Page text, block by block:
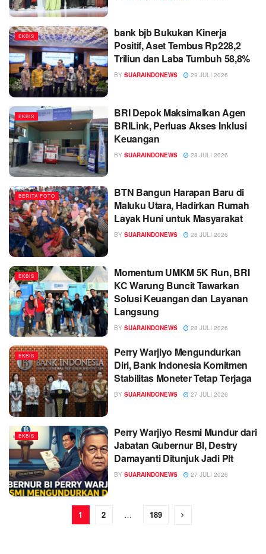
EKBIS
bank bjb Bukukan Kinerja
Positif, Aset Tembus Rp228,2
Triliun dan Laba Tumbuh 58,8%
BY SUARAINDONEWS 29 JULI 2026
EKBIS
BRI Depok Maksimalkan Agen
BRILink, Perluas Akses Inklusi
Keuangan
BY SUARAINDONEWS 28 JULI 2026
BERITA FOTO
BTN Bangun Harapan Baru di
Maluku Utara, Hadirkan Rumah
Layak Huni untuk Masyarakat
BY SUARAINDONEWS 28 JULI 2026
EKBIS
Momentum UMKM 5K Run, BRI
KC Warung Buncit Tawarkan
Solusi Keuangan dan Layanan
Langsung
BY SUARAINDONEWS 28 JULI 2026
EKBIS
Perry Warjiyo Mengundurkan
Diri, Bank Indonesia Komitmen
Stabilitas Moneter Tetap Terjaga
BY SUARAINDONEWS 27 JULI 2026
EKBIS
Perry Warjiyo Resmi Mundur dari
Jabatan Gubernur BI, Destry
Damayanti Ditunjuk Jadi Plt
BY SUARAINDONEWS 27 JULI 2026
1 2 … 189